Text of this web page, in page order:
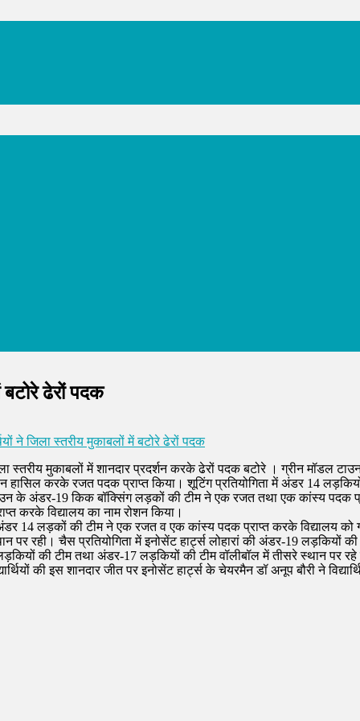
बटोरे ढेरों पदक
ने जिला स्तरीय मुकाबलों में बटोरे ढेरों पदक
स्तरीय मुकाबलों में शानदार प्रदर्शन करके ढेरों पदक बटोरे । ग्रीन
करके रजत पदक प्राप्त किया। शूटिंग प्रतियोगिता में अंडर 14
के अंडर-19 किक बॉक्सिंग लड़कों की टीम ने एक रजत तथा एक कांस्य पदक
करके विद्यालय का नाम रोशन किया।
14 लड़कों की टीम ने एक रजत व एक कांस्य पदक प्राप्त करके विद्यालय को
रही। चैस प्रतियोगिता में इनोसेंट हार्ट्स लोहारां की अंडर-19 लड़कियों
की टीम तथा अंडर-17 लड़कियों की टीम वॉलीबॉल में तीसरे स्थान पर रहे एवं
की इस शानदार जीत पर इनोसेंट हार्ट्स के चेयरमैन डॉ अनूप बौरी ने